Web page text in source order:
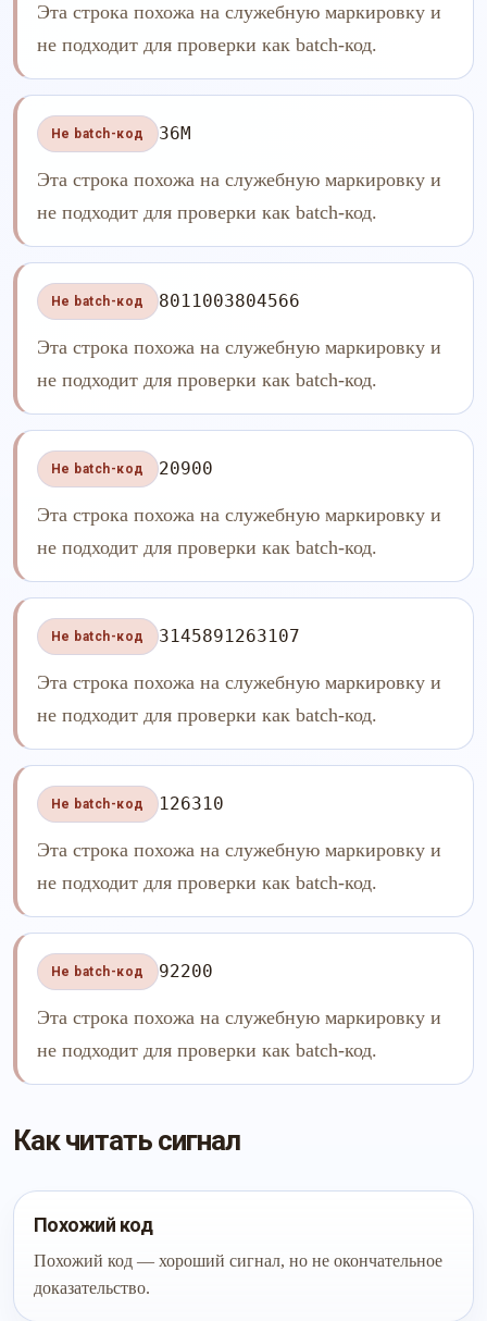
Эта строка похожа на служебную маркировку и
не подходит для проверки как batch-код.
Не batch-код 36M
Эта строка похожа на служебную маркировку и
не подходит для проверки как batch-код.
Не batch-код 8011003804566
Эта строка похожа на служебную маркировку и
не подходит для проверки как batch-код.
Не batch-код 20900
Эта строка похожа на служебную маркировку и
не подходит для проверки как batch-код.
Не batch-код 3145891263107
Эта строка похожа на служебную маркировку и
не подходит для проверки как batch-код.
Не batch-код 126310
Эта строка похожа на служебную маркировку и
не подходит для проверки как batch-код.
Не batch-код 92200
Эта строка похожа на служебную маркировку и
не подходит для проверки как batch-код.
Как читать сигнал
Похожий код
Похожий код — хороший сигнал, но не окончательное
доказательство.